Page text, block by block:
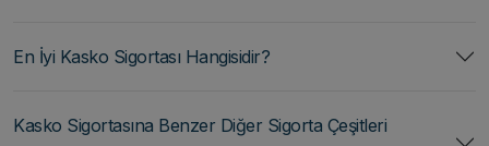
En İyi Kasko Sigortası Hangisidir?
Kasko Sigortasına Benzer Diğer Sigorta Çeşitleri